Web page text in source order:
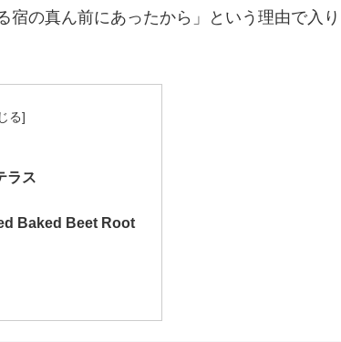
の真ん前にあったから」という理由で入り
ラス
Baked Beet Root